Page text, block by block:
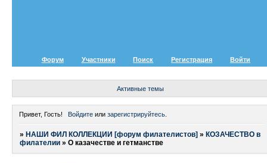
Форум Участники Поиск Регистрация Войти
Активные темы
Привет, Гость! Войдитеили зарегистрируйтесь.
» НАШИ ФИЛ КОЛЛЕКЦИИ [форум филателистов] » КОЗАЧЕСТВО в
филателии »О казачестве и гетманстве